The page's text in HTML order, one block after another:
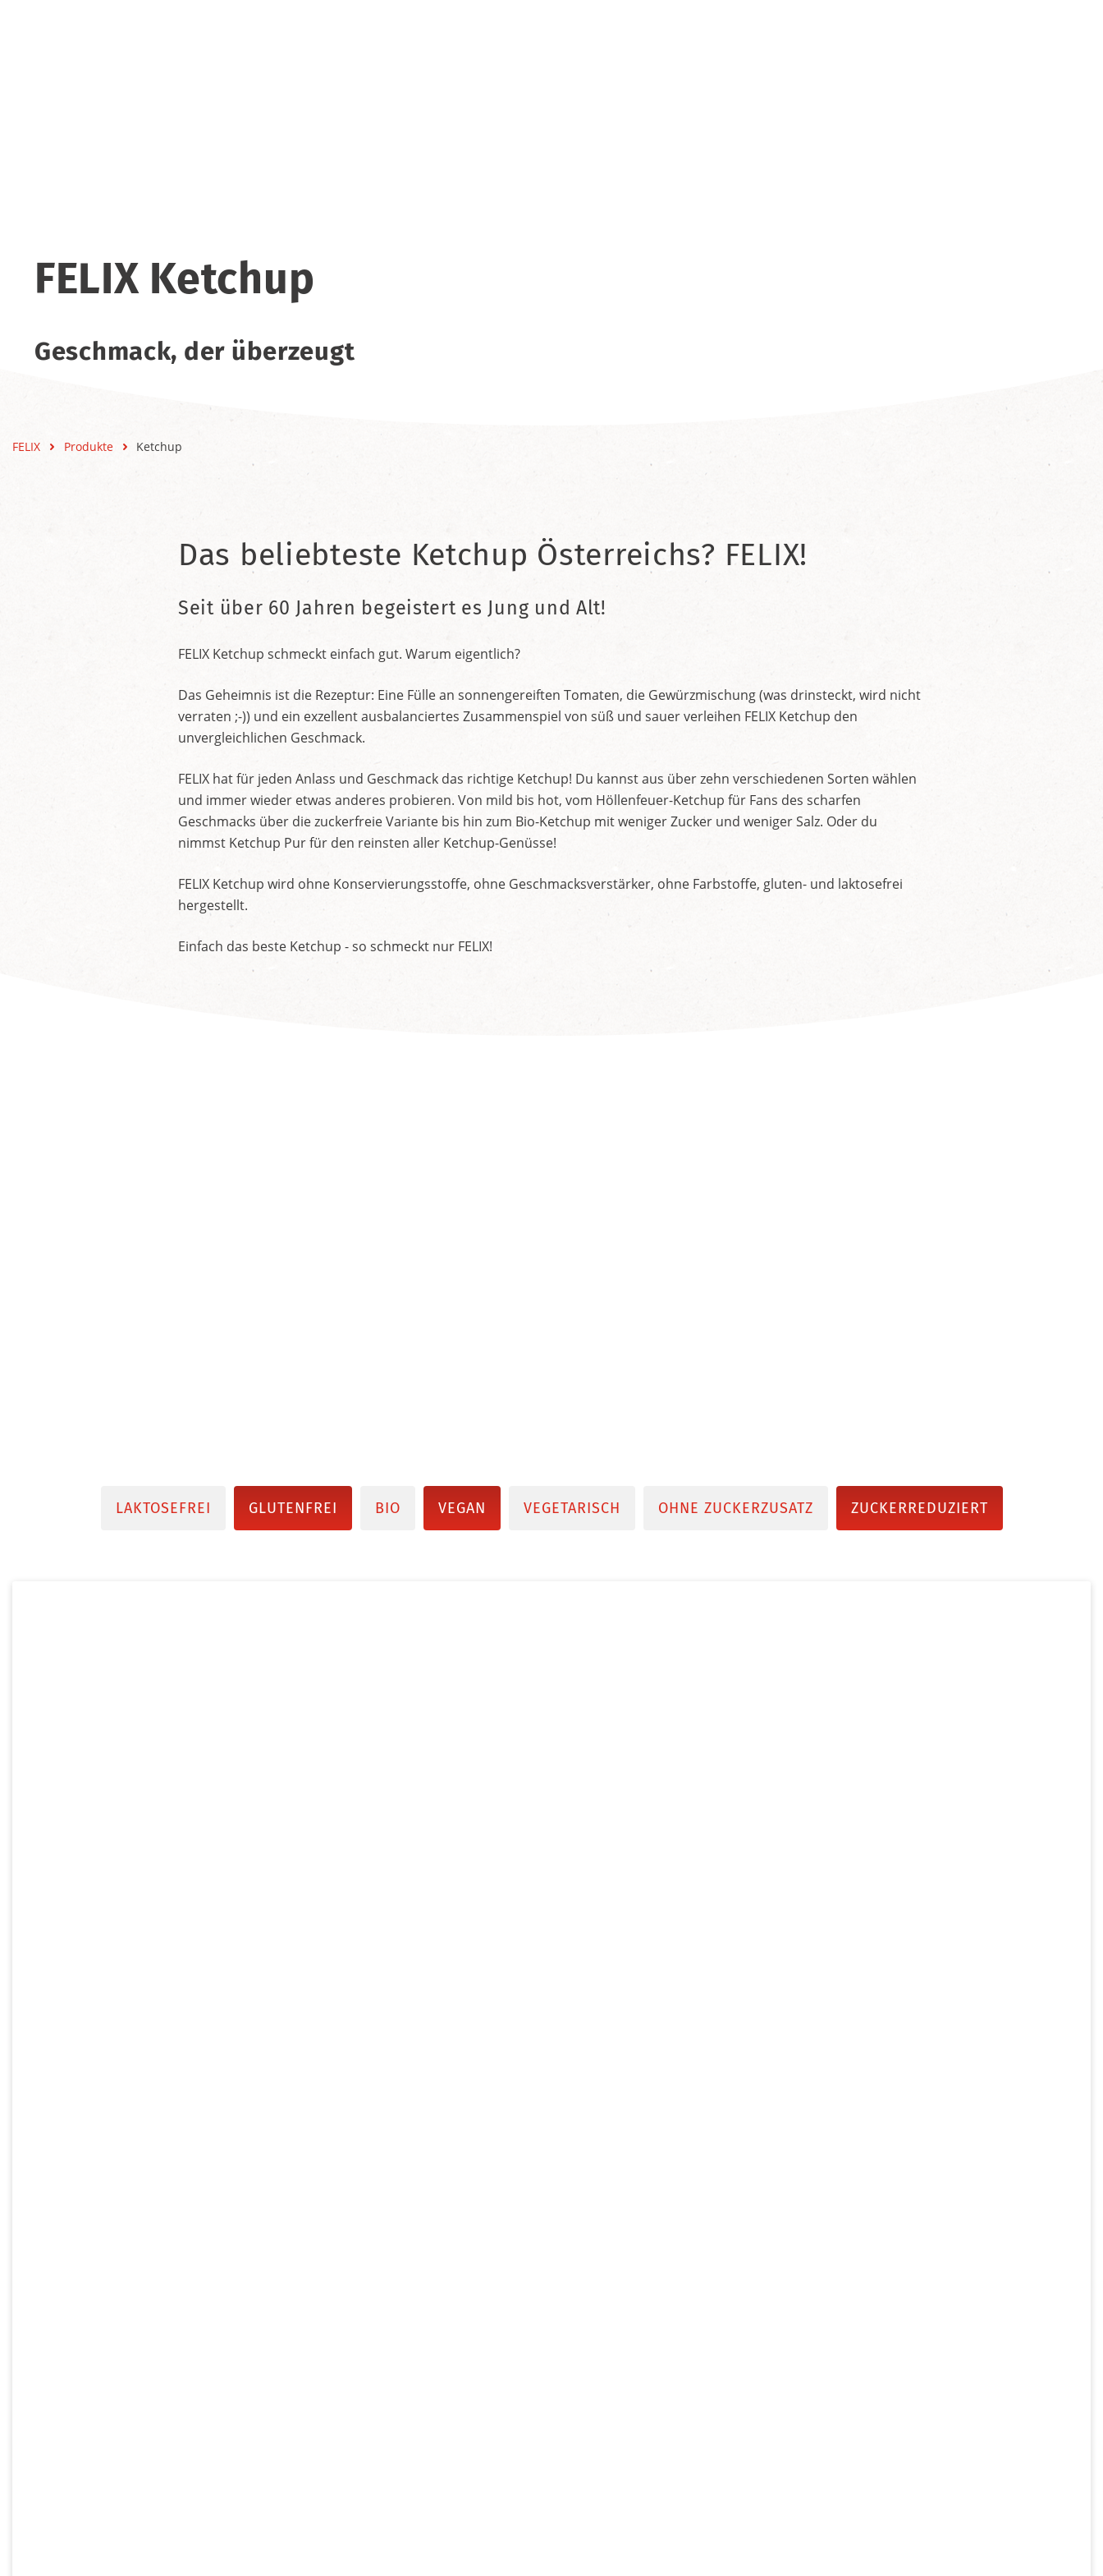
FELIX Ketchup
Geschmack, der überzeugt
FELIX Produkte Ketchup
Das beliebteste Ketchup Österreichs? FELIX!
Seit über 60 Jahren begeistert es Jung und Alt!
FELIX Ketchup schmeckt einfach gut. Warum eigentlich?
Das Geheimnis ist die Rezeptur: Eine Fülle an sonnengereiften Tomaten, die Gewürzmischung (was drinsteckt, wird nicht
verraten ;-)) und ein exzellent ausbalanciertes Zusammenspiel von süß und sauer verleihen FELIX Ketchup den
unvergleichlichen Geschmack.
FELIX hat für jeden Anlass und Geschmack das richtige Ketchup! Du kannst aus über zehn verschiedenen Sorten wählen
und immer wieder etwas anderes probieren. Von mild bis hot, vom Höllenfeuer-Ketchup für Fans des scharfen
Geschmacks über die zuckerfreie Variante bis hin zum Bio-Ketchup mit weniger Zucker und weniger Salz. Oder du
nimmst Ketchup Pur für den reinsten aller Ketchup-Genüsse!
FELIX Ketchup wird ohne Konservierungsstoffe, ohne Geschmacksverstärker, ohne Farbstoffe, gluten- und laktosefrei
hergestellt.
Einfach das beste Ketchup - so schmeckt nur FELIX!
LAKTOSEFREI GLUTENFREI BIO VEGAN VEGETARISCH OHNE ZUCKERZUSATZ ZUCKERREDUZIERT